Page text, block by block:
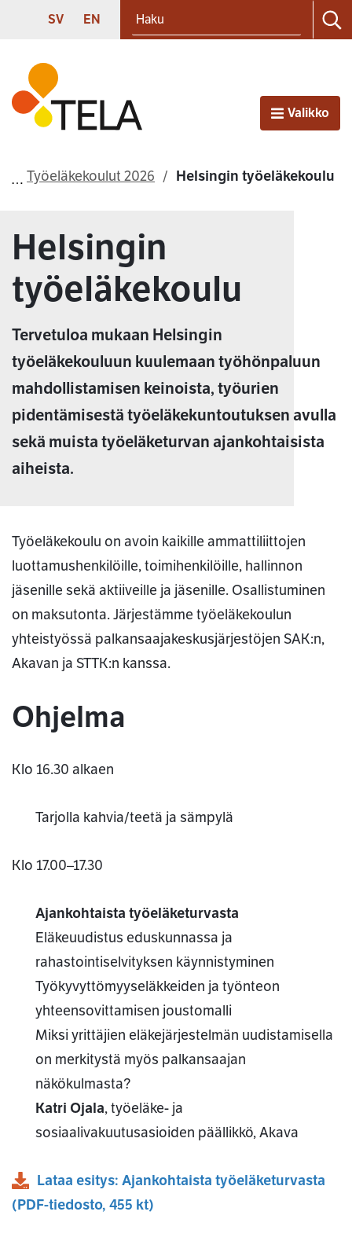
Siirry sisältöön
SVENSKA
SV ENGLISH
EN
Etusivu
AvaaValikko
Työeläkekoulut 2026 Helsingin työeläkekoulu
Helsingin
työeläkekoulu
Tervetuloa mukaan Helsingin
työeläkekouluun kuulemaan työhönpaluun
mahdollistamisen keinoista, työurien
pidentämisestä työeläkekuntoutuksen avulla
sekä muista työeläketurvan ajankohtaisista
aiheista.
Työeläkekoulu on avoin kaikille ammattiliittojen
luottamushenkilöille, toimihenkilöille, hallinnon
jäsenille sekä aktiiveille ja jäsenille. Osallistuminen
on maksutonta. Järjestämme työeläkekoulun
yhteistyössä palkansaajakeskusjärjestöjen SAK:n,
Akavan ja STTK:n kanssa.
Ohjelma
Klo 16.30 alkaen
Tarjolla kahvia/teetä ja sämpylä
Klo 17.00–17.30
Ajankohtaista työeläketurvasta
Eläkeuudistus eduskunnassa ja
rahastointiselvityksen käynnistyminen
Työkyvyttömyyseläkkeiden ja työnteon
yhteensovittamisen joustomalli
Miksi yrittäjien eläkejärjestelmän uudistamisella
on merkitystä myös palkansaajan
näkökulmasta?
Katri Ojala, työeläke- ja
sosiaalivakuutusasioiden päällikkö, Akava
Lataa esitys: Ajankohtaista työeläketurvasta
(PDF-tiedosto, 455 kt)